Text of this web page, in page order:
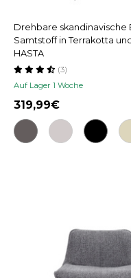
Drehbare skandinavische
Samtstoff in Terrakotta
HASTA
Auf Lager 1 Woche
(3)
319,99